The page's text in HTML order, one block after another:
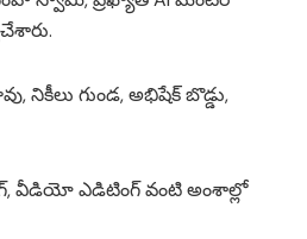
గుండ, అభిషేక్ బొడ్డు,
వీడియో ఎడిటింగ్ వంటి అంశాల్లో